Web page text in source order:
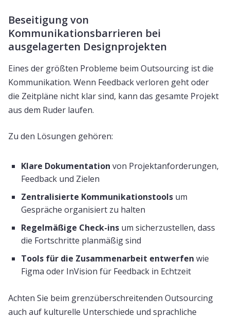
Beseitigung von
Kommunikationsbarrieren bei
ausgelagerten Designprojekten
Eines der größten Probleme beim Outsourcing ist die
Kommunikation. Wenn Feedback verloren geht oder
die Zeitpläne nicht klar sind, kann das gesamte Projekt
aus dem Ruder laufen.
Zu den Lösungen gehören:
Klare Dokumentation von Projektanforderungen,
Feedback und Zielen
Zentralisierte Kommunikationstools um
Gespräche organisiert zu halten
Regelmäßige Check-ins um sicherzustellen, dass
die Fortschritte planmäßig sind
Tools für die Zusammenarbeit entwerfen wie
Figma oder InVision für Feedback in Echtzeit
Achten Sie beim grenzüberschreitenden Outsourcing
auch auf kulturelle Unterschiede und sprachliche